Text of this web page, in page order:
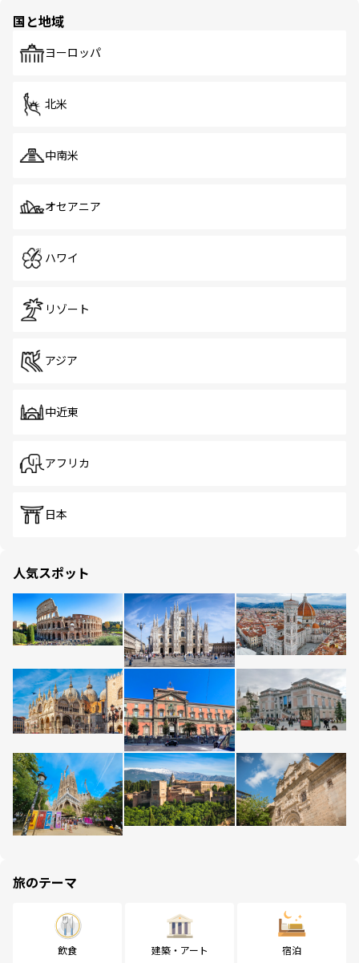
で、ホーカーズは地元の風情を楽しめる外せないスポット
国と地域
ヨーロッパ
北米
中南米
オセアニア
ハワイ
リゾート
アジア
中近東
アフリカ
日本
人気スポット
旅のテーマ
飲食 建築・アート 宿泊